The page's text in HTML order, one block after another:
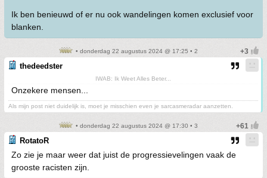
Ik ben benieuwd of er nu ook wandelingen komen exclusief voor
blanken.
• donderdag 22 augustus 2024 @ 17:25 • 2
thedeedster
IWAB: Ik Weet Alles Beter...
Onzekere mensen...
Als mijn post niet duidelijk is, moet je misschien even je sarcasmeradar aanzetten.
• donderdag 22 augustus 2024 @ 17:30 • 3
RotatoR
Zo zie je maar weer dat juist de progressievelingen vaak de
grooste racisten zijn.